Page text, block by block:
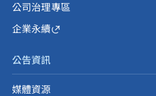
公司治理專區
企業永續
公告資訊
媒體資源